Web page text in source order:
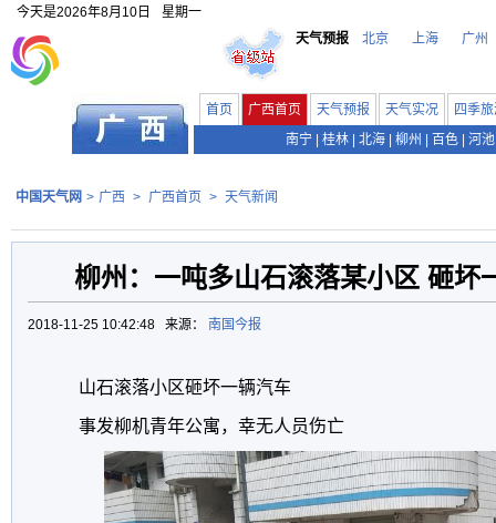
今天是2026年8月10日
星期一
天气预报
北京 上海 广州
首页 广西首页 天气预报 天气实况
四季
南宁
桂林 北海 柳州 百色 河池
中国天气网 > 广西 > 广西首页 > 天气新闻
柳州：一吨多山石滚落某小区 砸坏
2018-11-25 10:42:48 来源： 南国今报
山石滚落小区砸坏一辆汽车
事发柳机青年公寓，幸无人员伤亡